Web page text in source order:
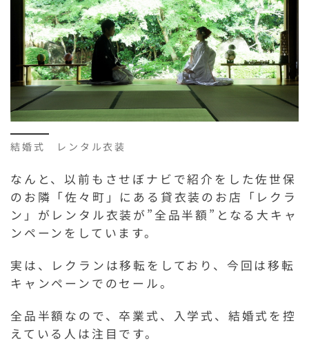
結婚式 レンタル衣装
なんと、以前もさせぼナビで紹介をした佐世保
のお隣「佐々町」にある貸衣装のお店「レクラ
ン」がレンタル衣装が”全品半額”となる大キャ
ンペーンをしています。
実は、レクランは移転をしており、今回は移転
キャンペーンでのセール。
全品半額なので、卒業式、入学式、結婚式を控
えている人は注目です。